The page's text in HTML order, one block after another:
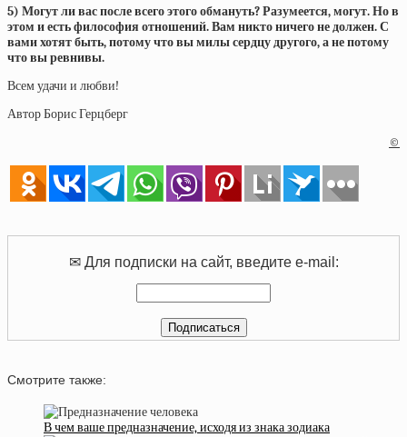
5) Могут ли вас после всего этого обмануть? Разумеется, могут. Но в
этом и есть философия отношений. Вам никто ничего не должен. С
вами хотят быть, потому что вы милы сердцу другого, а не потому
что вы ревнивы.
Всем удачи и любви!
Автор Борис Герцберг
©
✉ Для подписки на сайт, введите e-mail:
Смотрите также:
В чем ваше предназначение, исходя из знака зодиака